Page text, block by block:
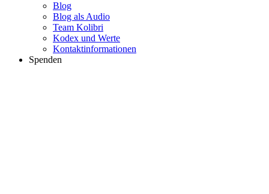
Blog
Blog als Audio
Team Kolibri
Kodex und Werte
Kontaktinformationen
Spenden